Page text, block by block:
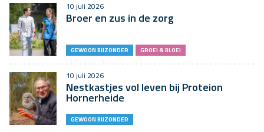
10 juli 2026
Broer en zus in de zorg
GEWOON BIJZONDER GROEI & BLOEI
10 juli 2026
Nestkastjes vol leven bij Proteion
Hornerheide
GEWOON BIJZONDER